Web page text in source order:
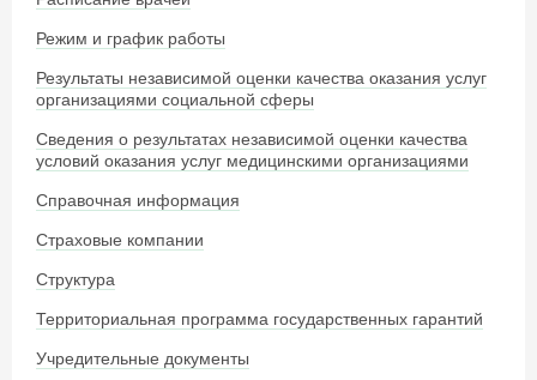
Режим и график работы
Результаты независимой оценки качества оказания услуг
организациями социальной сферы
Сведения о результатах независимой оценки качества
условий оказания услуг медицинскими организациями
Справочная информация
Страховые компании
Структура
Территориальная программа государственных гарантий
Учредительные документы